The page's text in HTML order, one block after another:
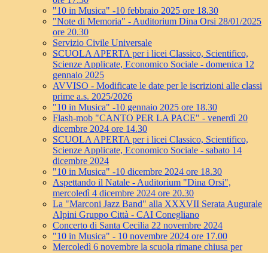
"10 in Musica" -10 febbraio 2025 ore 18.30
"Note di Memoria" - Auditorium Dina Orsi 28/01/2025
ore 20.30
Servizio Civile Universale
SCUOLA APERTA per i licei Classico, Scientifico,
Scienze Applicate, Economico Sociale - domenica 12
gennaio 2025
AVVISO - Modificate le date per le iscrizioni alle classi
prime a.s. 2025/2026
"10 in Musica" -10 gennaio 2025 ore 18.30
Flash-mob "CANTO PER LA PACE" - venerdì 20
dicembre 2024 ore 14.30
SCUOLA APERTA per i licei Classico, Scientifico,
Scienze Applicate, Economico Sociale - sabato 14
dicembre 2024
"10 in Musica" -10 dicembre 2024 ore 18.30
Aspettando il Natale - Auditorium "Dina Orsi",
mercoledì 4 dicembre 2024 ore 20.30
La "Marconi Jazz Band" alla XXXVII Serata Augurale
Alpini Gruppo Città - CAI Conegliano
Concerto di Santa Cecilia 22 novembre 2024
"10 in Musica" - 10 novembre 2024 ore 17.00
Mercoledì 6 novembre la scuola rimane chiusa per